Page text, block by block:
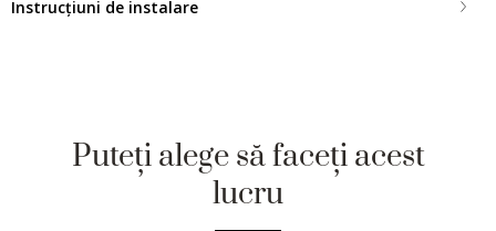
Instrucțiuni de instalare
Puteți alege să faceți acest
lucru